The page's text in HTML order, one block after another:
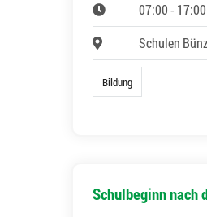
07:00 -
Schulen
Bildung
Schulbeginn nach